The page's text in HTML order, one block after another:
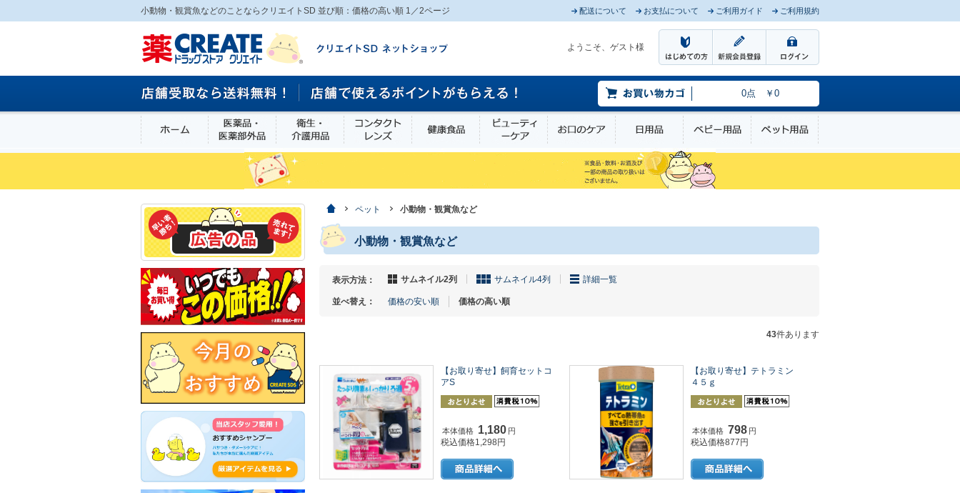
小動物・観賞魚などのことならクリエイトSD 並び順：価格の高い順 1／2ページ 配送について お支払について ご利用ガイド ご利用規約
ようこそ、ゲスト様
0点 ￥0
ホーム 医薬品・医薬部外品衛生・介護用品 コンタクトレンズ健康食品 ビューティーケアお口のケア 日用品 ベビー用品 ペット用品
ホームペット 小動物・観賞魚など
小動物・観賞魚など
表示方法： サムネイル2列 サムネイル4列 詳細一覧
並べ替え： 価格の安い順 価格の高い順
43件あります
【お取り寄せ】飼育セットコ
アS
本体価格 1,180 円
税込価格1,298円
【お取り寄せ】テトラミン
４５ｇ
本体価格 798 円
税込価格877円